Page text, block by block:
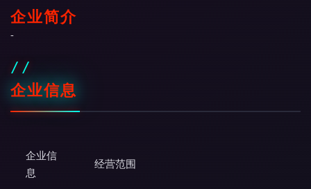
企业简介
-
企业信息
企业信
息
经营范围